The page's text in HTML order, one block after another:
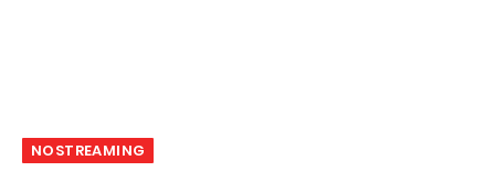
NOSTREAMING